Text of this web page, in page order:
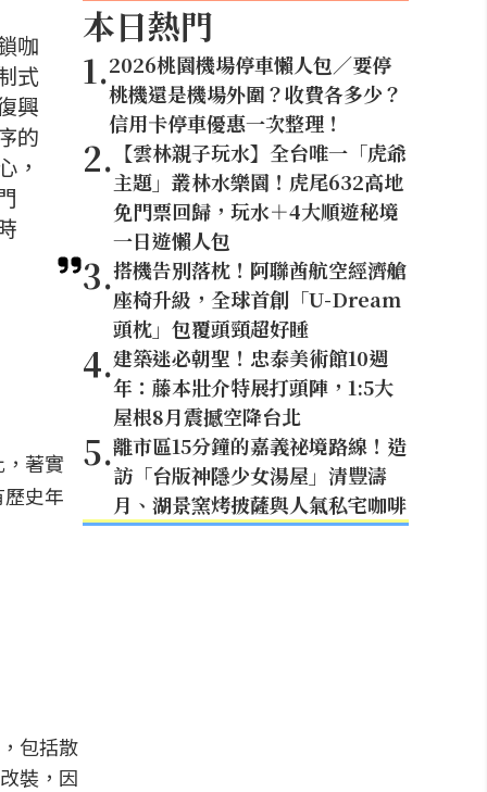
咖
式
興
的
，
著實
史年
包括散
裝，因
本日熱門
1.2026桃園機場停車懶人包／要停
桃機還是機場外圍？收費各多少？
信用卡停車優惠一次整理！
2. 【雲林親子玩水】全台唯一「虎爺
主題」叢林水樂園！虎尾632高地
免門票回歸，玩水＋4大順遊秘境
一日遊懶人包
3.搭機告別落枕！阿聯酋航空經濟艙
座椅升級，全球首創「U-Dream
頭枕」包覆頭頸超好睡
4.建築迷必朝聖！忠泰美術館10週
年：藤本壯介特展打頭陣，1:5大
屋根8月震撼空降台北
5.離市區15分鐘的嘉義祕境路線！造
訪「台版神隱少女湯屋」清豐濤
月、湖景窯烤披薩與人氣私宅咖啡